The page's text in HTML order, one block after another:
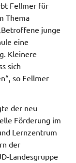
Fellmer für
Thema
junge
eine
Kleinere
sich
so Fellmer
der neu
Förderung im
Lernzentrum
der
Landesgruppe